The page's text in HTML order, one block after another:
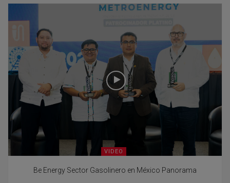
VIDEO
Be Energy Sector Gasolinero en México Panorama